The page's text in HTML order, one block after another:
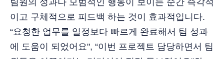
팀원의 성과나 모범적인 행동이 보이는 순간 즉각적
이고 구체적으로 피드백 하는 것이 효과적입니다.
“요청한 업무를 일정보다 빠르게 완료해서 팀 성과
에 도움이 되었어요", “이번 프로젝트 담당하면서 팀